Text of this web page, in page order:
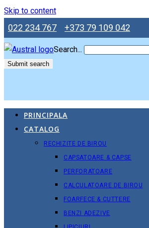
Skip to content
022 234 767 +373 79 109 042
Search...
Submit search
PRINCIPALA
CATALOG
RECHIZITE DE BIROU
CAPSATOARE & CAPSE
PERFORATOARE
CALCULATOARE DE BIROU
FOARFECE & CUTTERE
BENZI ADEZIVE